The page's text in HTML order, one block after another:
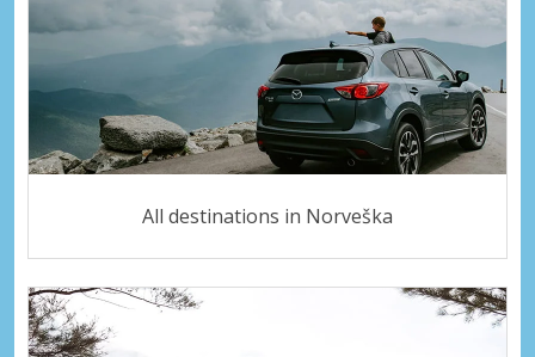
All destinations in Norveška